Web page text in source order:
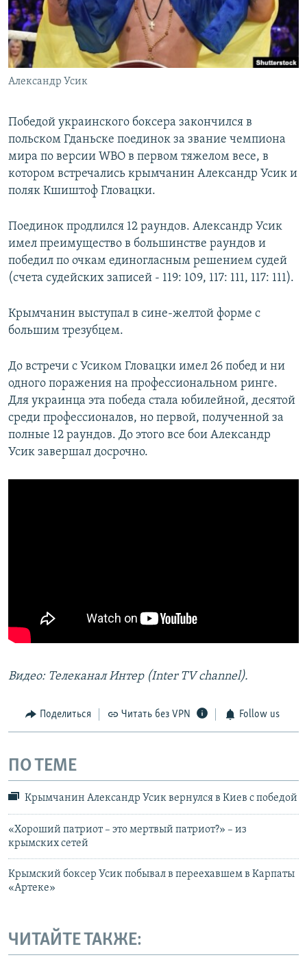
ПОБЕДИТЕЛЕЙ НЕ СУДЯТ?
КРЫМ.НЕПОКОРЕННЫЙ
ELIFBE
УКРАИНСКАЯ ПРОБЛЕМА КРЫМА
ПРИСОЕДИНЯЙТЕСЬ!
Александр Усик
Победой украинского боксера закончился в
польском Гданьске поединок за звание чемпиона
мира по версии WBO в первом тяжелом весе, в
котором встречались крымчанин Александр Усик и
поляк Кшиштоф Гловацки.
Поединок продлился 12 раундов. Александр Усик
имел преимущество в большинстве раундов и
победил по очкам единогласным решением судей
(счета судейских записей - 119: 109, 117: 111, 117: 111).
Крымчанин выступал в сине-желтой форме с
большим трезубцем.
До встречи с Усиком Гловацки имел 26 побед и ни
одного поражения на профессиональном ринге.
Для украинца эта победа стала юбилейной, десятой
среди профессионалов, но первой, полученной за
полные 12 раундов. До этого все бои Александр
Усик завершал досрочно.
Видео: Телеканал Интер (Inter TV channel).
Поделиться Читать без VPN Follow us
ПО ТЕМЕ
Крымчанин Александр Усик вернулся в Киев с победой
«Хороший патриот – это мертвый патриот?» – из
крымских сетей
Крымский боксер Усик побывал в переехавшем в Карпаты
«Артеке»
ЧИТАЙТЕ ТАКЖЕ: